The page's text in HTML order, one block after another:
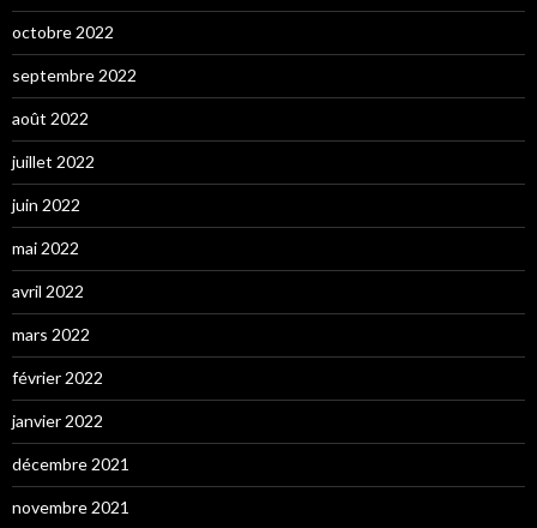
octobre 2022
septembre 2022
août 2022
juillet 2022
juin 2022
mai 2022
avril 2022
mars 2022
février 2022
janvier 2022
décembre 2021
novembre 2021